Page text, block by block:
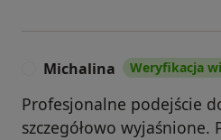
Michalina Weryfikacja
Profesjonalne podejście
szczegółowo wyjaśnione.